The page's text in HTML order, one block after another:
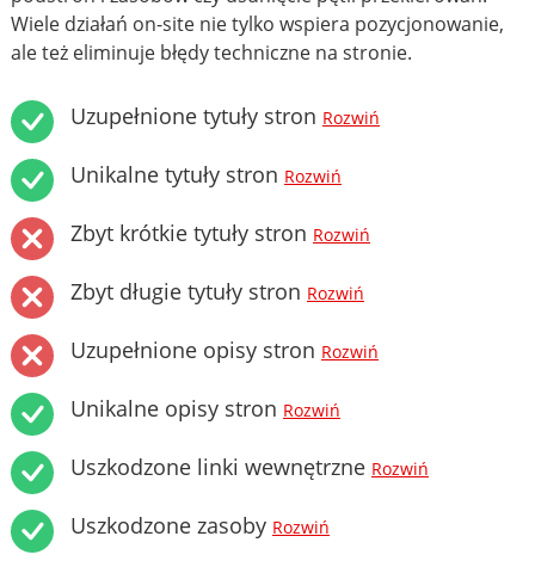
Wiele działań on-site nie tylko wspiera pozycjonowanie,
ale też eliminuje błędy techniczne na stronie.
Uzupełnione tytuły stron Rozwiń
Unikalne tytuły stron Rozwiń
Zbyt krótkie tytuły stron Rozwiń
Zbyt długie tytuły stron Rozwiń
Uzupełnione opisy stron Rozwiń
Unikalne opisy stron Rozwiń
Uszkodzone linki wewnętrzne Rozwiń
Uszkodzone zasoby Rozwiń